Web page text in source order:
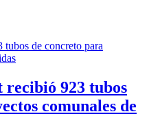
923 tubos
comunales de